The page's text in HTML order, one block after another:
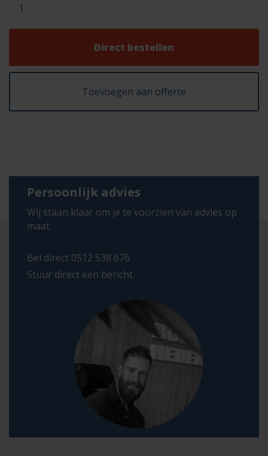
Direct bestellen
Toevoegen aan offerte
Persoonlijk advies
Wij staan klaar om je te voorzien van advies op
maat.
Bel direct 0512 538 676
Stuur direct een bericht